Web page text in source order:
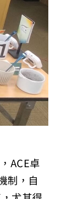
ACE卓
制，自